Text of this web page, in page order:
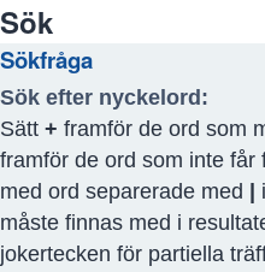
Sök
Sökfråga
Sök efter nyckelord:
Sätt + framför de ord som
framför de ord som inte
med ord separerade med
måste finnas med i
jokertecken för partiella